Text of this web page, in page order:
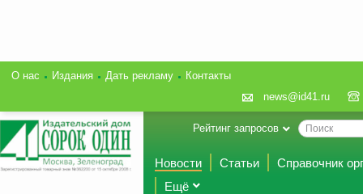
О нас Издания Дать рекламу
Контакты
news@id41.ru
Рейтинг запросов
Новости Статьи
Справочник
Ещё